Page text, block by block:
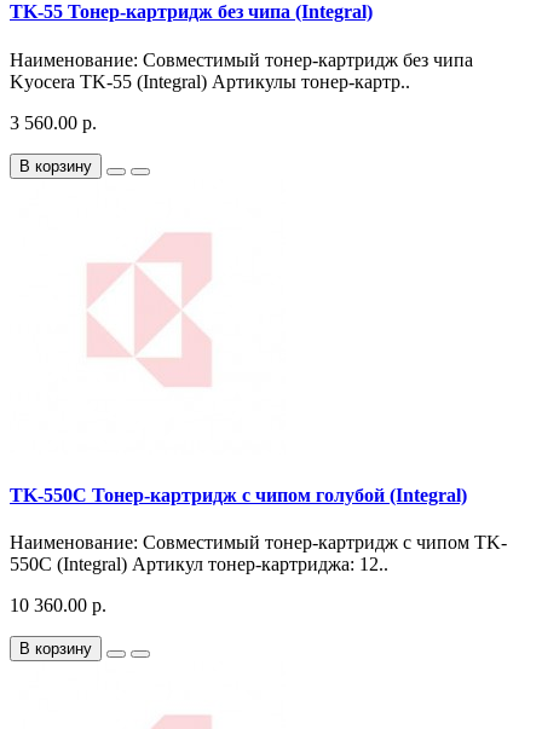
TK-55 Тонер-картридж без чипа (Integral)
Наименование: Совместимый тонер-картридж без чипа
Kyocera TK-55 (Integral) Артикулы тонер-картр..
3 560.00 р.
В корзину
TK-550C Тонер-картридж с чипом голубой (Integral)
Наименование: Совместимый тонер-картридж с чипом TK-
550C (Integral) Артикул тонер-картриджа: 12..
10 360.00 р.
В корзину